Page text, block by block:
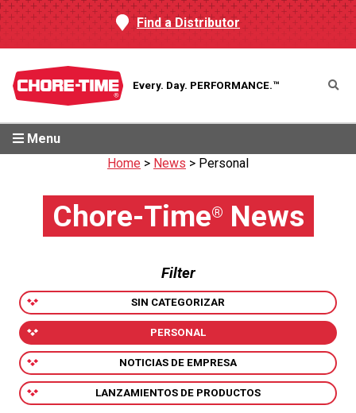
Find a Distributor
Every. Day. PERFORMANCE.™
Menu
Home > News > Personal
Chore-Time® News
Filter
SIN CATEGORIZAR
PERSONAL
NOTICIAS DE EMPRESA
LANZAMIENTOS DE PRODUCTOS